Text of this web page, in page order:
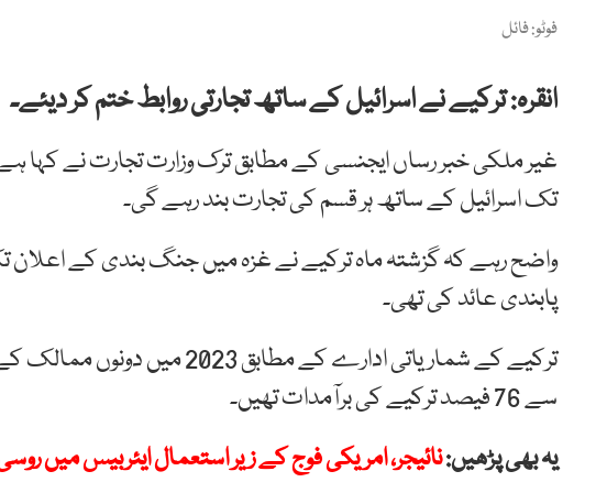
فوٹو: فائل
انقرہ: ترکیے نے اسرائیل کے ساتھ تجارتی روابط ختم کر دیئے۔
غیر ملکی خبر رساں ایجنسی کے مطابق ترک وزارت تجارت نے کہا
تک اسرائیل کے ساتھ ہر قسم کی تجارت بند رہے گی۔
واضح رہے کہ گزشتہ ماہ ترکیے نے غزہ میں جنگ بندی کے اعلان
پابندی عائد کی تھی۔
سے 76 فیصد ترکیے کی برآمدات تھیں۔
یہ بھی پڑھیں:نائیجر، امریکی فوج کے زیر استعمال ایئربیس میں